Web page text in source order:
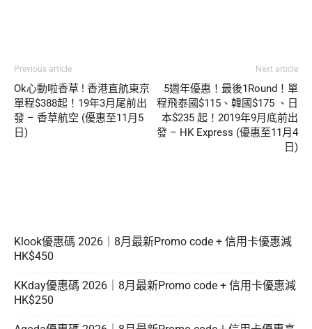
Previous article
Ok心動啦香草 ! 香港直航東京
單程$388起！19年3月尾前出
發 – 香草航空 (優惠至11月5
日)
Next article
5週年優惠！最後1Round！單
程飛泰國$115、韓國$175 、日
本$235 起！2019年9月底前出
發 – HK Express (優惠至11月4
日)
Klook優惠碼 2026｜8月最新Promo code + 信用卡優惠減
HK$450
KKday優惠碼 2026｜8月最新Promo code + 信用卡優惠減
HK$250